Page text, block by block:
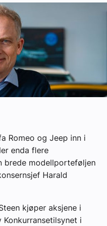
Nyheter
Romeo og Jeep inn i
enda flere
brede modellporteføljen
Harald
kjøper aksjene i
i